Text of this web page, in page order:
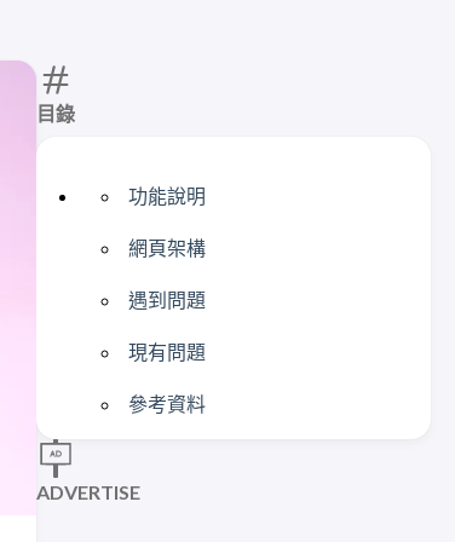
目錄
功能說明
網頁架構
遇到問題
現有問題
參考資料
ADVERTISE